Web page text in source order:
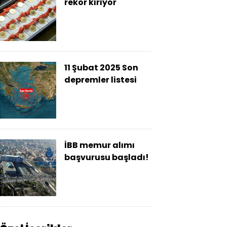
rekor kırıyor
11 Şubat 2025 Son
depremler listesi
İBB memur alımı
başvurusu başladı!